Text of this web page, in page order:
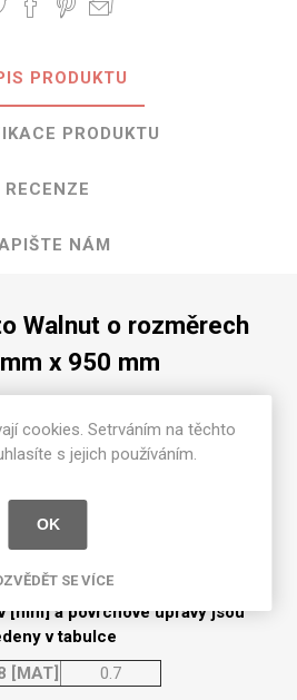
PRODUKTU
PRODUKTU
RECENZE
NÁM
Walnut o rozměrech
x 950 mm
v tabulce
[MAT]
0.7
Walnut o rozměrech
x 950 mm
[mm] a povrchové úpravy jsou
v tabulce
[MAT]
0.7
cookies. Setrváním na těchto
s jejich používáním.
OK
SE VÍCE